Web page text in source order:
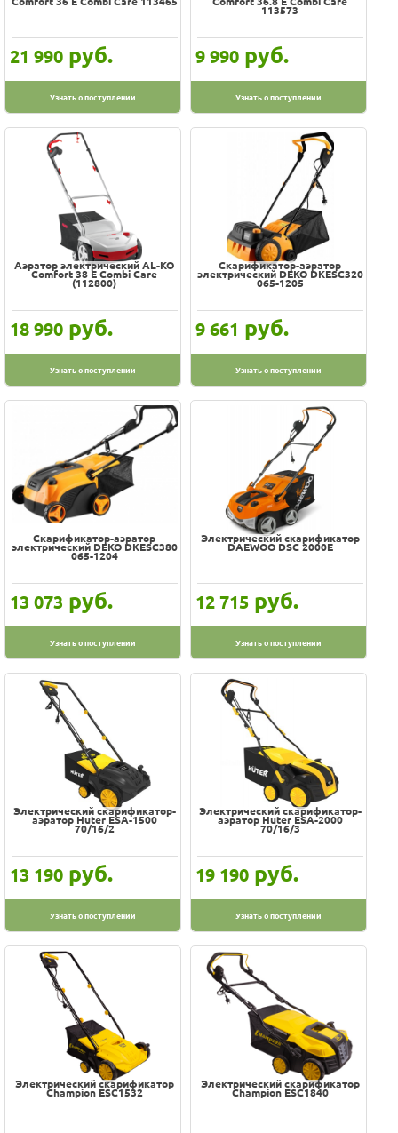
21 990 руб.
Узнать о поступлении
113573
9 990 руб.
Узнать о поступлении
Аэратор электрический AL-KO
Comfort 38 E Combi Care
(112800)
18 990 руб.
Узнать о поступлении
Скарификатор-аэратор
электрический DEKO DKESC320
065-1205
9 661 руб.
Узнать о поступлении
Скарификатор-аэратор
электрический DEKO DKESC380
065-1204
13 073 руб.
Узнать о поступлении
Электрический скарификатор
DAEWOO DSC 2000E
12 715 руб.
Узнать о поступлении
Электрический скарификатор-
аэратор Huter ESA-1500
70/16/2
13 190 руб.
Узнать о поступлении
Электрический скарификатор-
аэратор Huter ESA-2000
70/16/3
19 190 руб.
Узнать о поступлении
Электрический скарификатор
Champion ESC1532
Электрический скарификатор
Champion ESC1840